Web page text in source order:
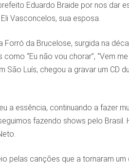
Eduardo Braide por nos dar
Vasconcelos, sua esposa.
da Brucelose, surgida na
“Eu não vou chorar”, “Vem me
São Luís, chegou a gravar um CD
a essência, continuando a fazer
fazendo shows pelo Brasil.
pelas canções que a tornaram